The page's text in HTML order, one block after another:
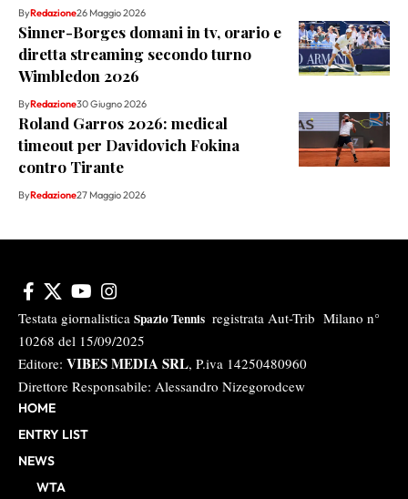
ByRedazione26 Maggio 2026
Sinner-Borges domani in tv, orario e
diretta streaming secondo turno
Wimbledon 2026
ByRedazione30 Giugno 2026
Roland Garros 2026: medical
timeout per Davidovich Fokina
contro Tirante
ByRedazione27 Maggio 2026
Testata giornalistica Spazio Tennis registrata Aut-Trib Milano n°
10268 del 15/09/2025
Editore: VIBES MEDIA SRL, P.iva 14250480960
Direttore Responsabile: Alessandro Nizegorodcew
HOME
ENTRY LIST
NEWS
WTA